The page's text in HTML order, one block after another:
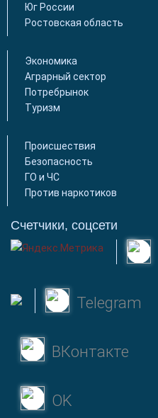
Юг России
Ростовская область
Экономика
Аграрный сектор
Потребрынок
Туризм
Происшествия
Безопасность
ГО и ЧС
Против наркотиков
Счетчики, соцсети
Telegram
ВКонтакте
OK